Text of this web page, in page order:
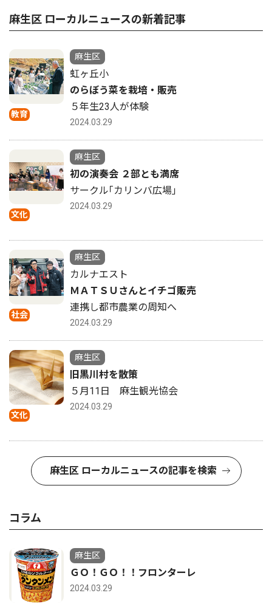
麻生区 ローカルニュースの新着記事
教育
麻生区
虹ヶ丘小
のらぼう菜を栽培・販売
５年生23人が体験
2024.03.29
文化
麻生区
初の演奏会 ２部とも満席
サークル｢カリンバ広場｣
2024.03.29
社会
麻生区
カルナエスト
ＭＡＴＳＵさんとイチゴ販売
連携し都市農業の周知へ
2024.03.29
文化
麻生区
旧黒川村を散策
５月11日 麻生観光協会
2024.03.29
麻生区 ローカルニュースの記事を検索
コラム
麻生区
ＧＯ！ＧＯ！！フロンターレ
2024.03.29